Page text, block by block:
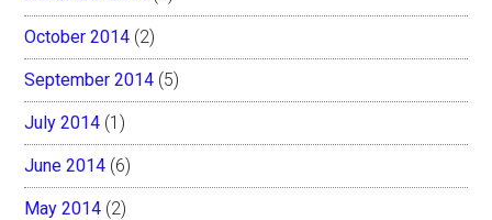
October 2014 (2)
September 2014 (5)
July 2014 (1)
June 2014 (6)
May 2014 (2)